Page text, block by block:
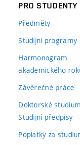
PRO STUDENTY
Předměty
Studijní programy
Harmonogram
akademického
Závěrečné práce
Doktorské studium
Studijní předpisy
Poplatky za